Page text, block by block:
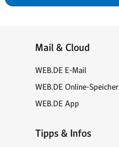
Mail & Cloud
WEB.DE E-Mail
WEB.DE Online-Speicher
WEB.DE App
Tipps & Infos